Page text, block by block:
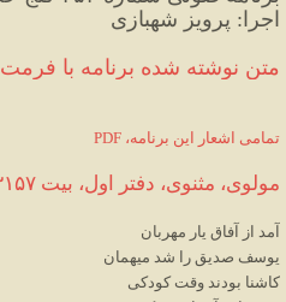
اجرا: پرویز شهبازی
PDF متن نوشته شده برنامه با فرمت
PDF ،تمامی اشعار این برنامه
مولوی، مثنوی، دفتر اول، بیت ۳ ۱۵۷
آمد از آفاق یار مهربان
یوسف صدیق را شد میهمان
کاشنا بودند وقت کودکی